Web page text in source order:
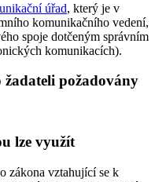
úřad, který je v
komunikačního vedení,
spoje dotčeným správním
komunikacích).
žadateli požadovány
lze využít
zákona vztahující se k